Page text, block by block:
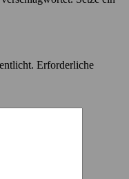
Erforderliche